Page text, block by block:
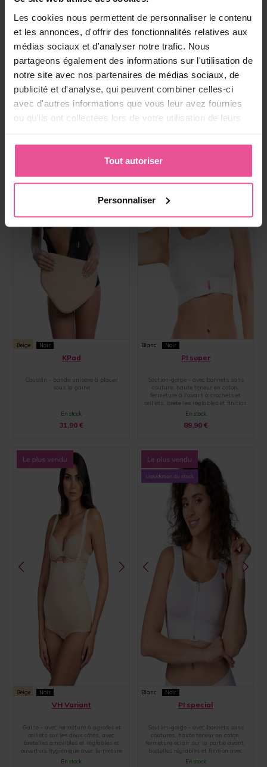
Les cookies nous permettent de personnaliser le contenu
et les annonces, d'offrir des fonctionnalités relatives aux
médias sociaux et d'analyser notre trafic. Nous
partageons également des informations sur l'utilisation de
notre site avec nos partenaires de médias sociaux, de
publicité et d'analyse, qui peuvent combiner celles-ci
avec d'autres informations que vous leur avez fournies
ou qu'ils ont collectées lors de votre utilisation de leurs
Tout autoriser
Personnaliser
réclamations
Produits les plus vendus
Beige Noir
KPad
Coussin - bande unisexe à placer
sous la gaine
En stock
31,90€
Blanc Noir
PI super
Soutien-gorge - avec bonnets sans
couture, haute teneur en coton,
fermeture à l'avant à crochets et
œillets, bretelles réglables et finition
par une large bande élastique
En stock
89,90 €
Beige Noir
VH Variant
Gaine - avec fermeture à agrafes et
œillets sur les deux côtés, avec
bretelles amovibles et réglables et
ouverture hygiénique avec fermeture
par agrafes et œillets
En stock
Blanc Noir
PI special
Soutien-gorge - avec bonnets sans
coutures, haute teneur en coton,
fermeture éclair sur la partie avant,
bretelles réglables et finition avec
une large bande élastique
En stock